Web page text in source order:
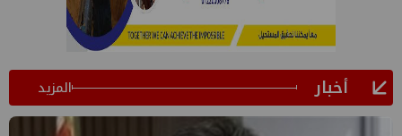
أخبار المزيد